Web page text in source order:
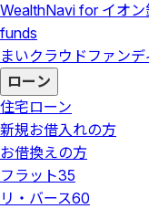
WealthNavi for イオン
funds
まいクラウドファン
ローン
住宅ローン
新規お借入れの方
お借換えの方
フラット35
リ・バース60